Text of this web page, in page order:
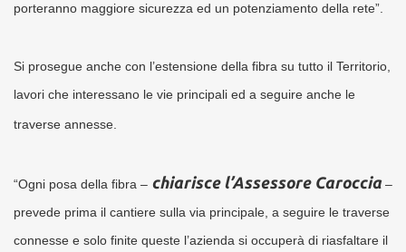
porteranno maggiore sicurezza ed un potenziamento della rete”.
Si prosegue anche con l’estensione della fibra su tutto il Territorio,
lavori che interessano le vie principali ed a seguire anche le
traverse annesse.
“Ogni posa della fibra – chiarisce l’Assessore Caroccia –
prevede prima il cantiere sulla via principale, a seguire le traverse
connesse e solo finite queste l’azienda si occuperà di riasfaltare il